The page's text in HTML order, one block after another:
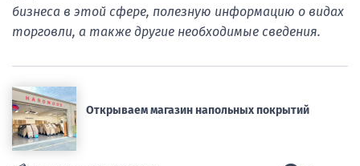
бизнеса в этой сфере, полезную информацию о видах
торговли, а также другие необходимые сведения.
Открываем магазин напольных покрытий